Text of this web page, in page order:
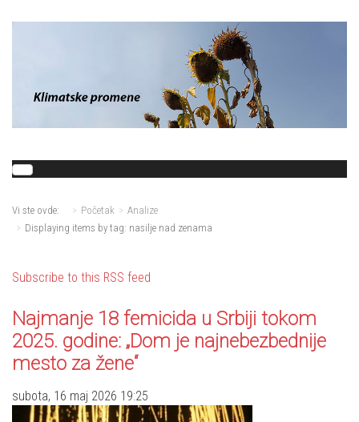
Vi ste ovde: Početak
Analize
Displaying items by tag: nasilje nad zenama
Subscribe to this RSS feed
Najmanje 18 femicida u Srbiji tokom
2025. godine: „Dom je najnebezbednije
mesto za žene“
subota, 16 maj 2026 19:25